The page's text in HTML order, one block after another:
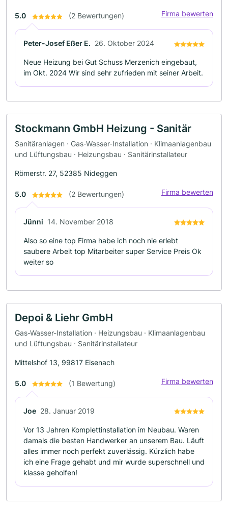
5.0 (2 Bewertungen) Firma bewerten
Peter-Josef Eßer E. 26. Oktober 2024
Neue Heizung bei Gut Schuss Merzenich eingebaut,
im Okt. 2024 Wir sind sehr zufrieden mit seiner Arbeit.
Stockmann GmbH Heizung - Sanitär
Sanitäranlagen · Gas-Wasser-Installation · Klimaanlagenbau
und Lüftungsbau · Heizungsbau · Sanitärinstallateur
Römerstr. 27, 52385 Nideggen
5.0 (2 Bewertungen) Firma bewerten
Jünni 14. November 2018
Also so eine top Firma habe ich noch nie erlebt
saubere Arbeit top Mitarbeiter super Service Preis Ok
weiter so
Depoi & Liehr GmbH
Gas-Wasser-Installation · Heizungsbau · Klimaanlagenbau
und Lüftungsbau · Sanitärinstallateur
Mittelshof 13, 99817 Eisenach
5.0 (1 Bewertung) Firma bewerten
Joe 28. Januar 2019
Vor 13 Jahren Komplettinstallation im Neubau. Waren
damals die besten Handwerker an unserem Bau. Läuft
alles immer noch perfekt zuverlässig. Kürzlich habe
ich eine Frage gehabt und mir wurde superschnell und
klasse geholfen!